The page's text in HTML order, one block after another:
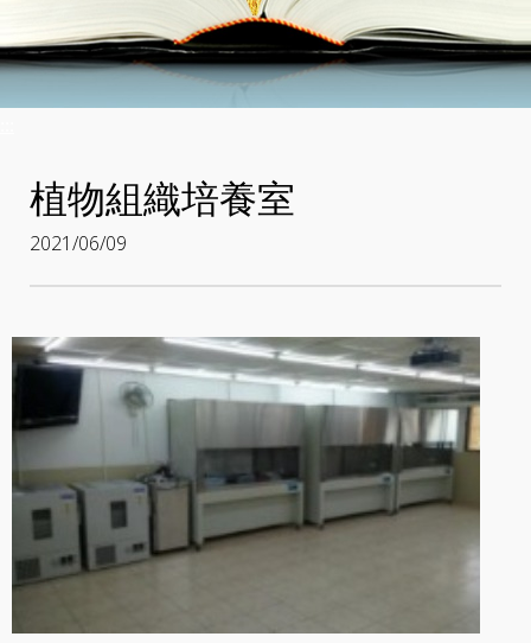
植物組織培養室
2021/06/09